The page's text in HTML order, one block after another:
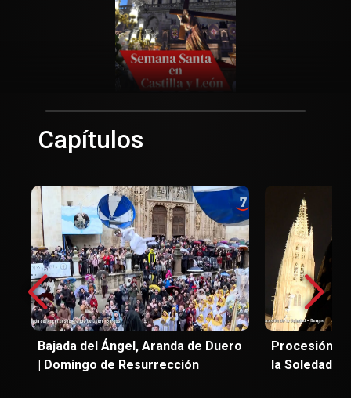
Capítulos
Bajada del Ángel, Aranda de Duero
| Domingo de Resurrección
Procesión
la Soledad,